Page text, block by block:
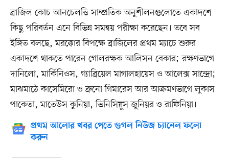
ব্রাজিল কোচ আনচেলত্তি সাম্প্রতিক অনুশীলনগুলোতে একাদশে
কিছু পরিবর্তন এনে বিভিন্ন সমন্বয় পরীক্ষা করেছেন। তবে সব
ইঙ্গিত বলছে, মরক্কোর বিপক্ষে ব্রাজিলের প্রথম ম্যাচে শুরুর
একাদশে থাকতে পারেন গোলরক্ষক আলিসন বেকার; রক্ষণভাগে
দানিলো, মার্কিনিওস, গ্যাব্রিয়েল মাগালহায়েস ও আলেক্স সান্দ্রো;
মাঝমাঠে কাসেমিরো ও ব্রুনো গিমারেস আর আক্রমণভাগে লুকাস
পাকেতা, মাতেউস কুনিয়া, ভিনিসিয়ুস জুনিয়র ও রাফিনিয়া।
প্রথম আলোর খবর পেতে গুগল নিউজ চ্যানেল ফলো
করুন